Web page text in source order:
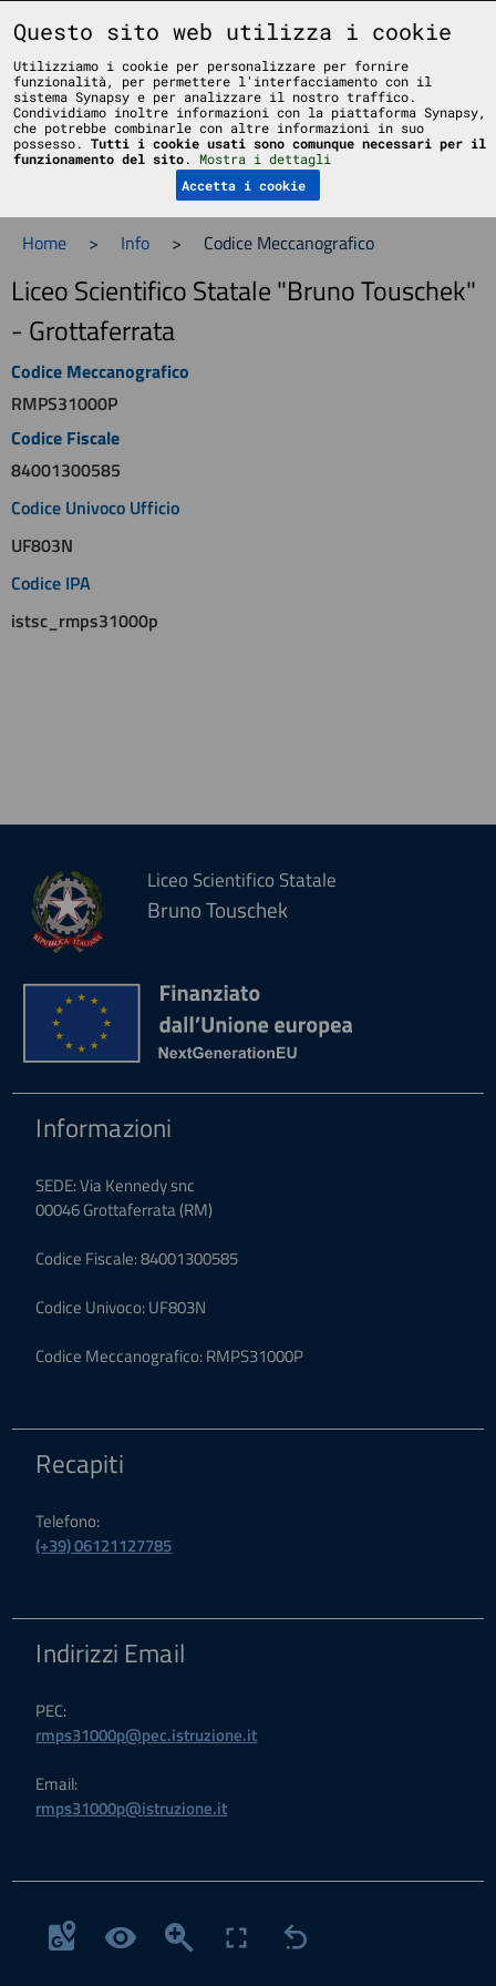
Liceo Scientifico Statale Bruno Touschek - Grottaferrata - Roma
Menu
Home > Info > Codice Meccanografico
Liceo Scientifico Statale "Bruno Touschek"
- Grottaferrata
Codice Meccanografico
RMPS31000P
Codice Fiscale
84001300585
Codice Univoco Ufficio
UF803N
Codice IPA
istsc_rmps31000p
Liceo Scientifico Statale
Bruno Touschek
Informazioni
SEDE: Via Kennedy snc
00046 Grottaferrata (RM)
Codice Fiscale: 84001300585
Codice Univoco: UF803N
Codice Meccanografico: RMPS31000P
Recapiti
Telefono:
(+39) 06121127785
Indirizzi Email
PEC:
rmps31000p@pec.istruzione.it
Email:
rmps31000p@istruzione.it
Questo sito web utilizza i cookie
Utilizziamo i cookie per personalizzare per fornire
funzionalità, per permettere l'interfacciamento con il
sistema Synapsy e per analizzare il nostro traffico.
Condividiamo inoltre informazioni con la piattaforma Synapsy,
che potrebbe combinarle con altre informazioni in suo
possesso. Tutti i cookie usati sono comunque necessari per il
funzionamento del sito. Mostra i dettagli
Accetta i cookie